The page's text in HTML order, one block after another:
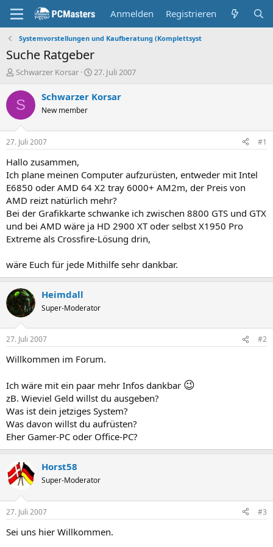
Anmelden Registrieren
Systemvorstellungen und Kaufberatung (Komplettsyst
Suche Ratgeber
E
s
t
e
r
Schwarzer Korsar
E
s
t
27. Juli 2007
S Schwarzer Korsar
New member
27. Juli 2007 #1
Hallo zusammen,
Ich plane meinen Computer aufzurüsten, entweder mit Intel
E6850 oder AMD 64 X2 tray 6000+ AM2m, der Preis von
AMD reizt natürlich mehr?
Bei der Grafikkarte schwanke ich zwischen 8800 GTS und GTX
und bei AMD wäre ja HD 2900 XT oder selbst X1950 Pro
Extreme als Crossfire-Lösung drin,
wäre Euch für jede Mithilfe sehr dankbar.
Heimdall
Super-Moderator
27. Juli 2007 #2
Willkommen im Forum.
Ich wäre mit ein paar mehr Infos dankbar 😉
zB. Wieviel Geld willst du ausgeben?
Was ist dein jetziges System?
Was davon willst du aufrüsten?
Eher Gamer-PC oder Office-PC?
Horst58
Super-Moderator
27. Juli 2007 #3
Sei uns hier Willkommen.